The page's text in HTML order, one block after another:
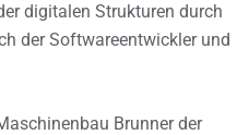
digitalen Strukturen durch
der Softwareentwickler und
Brunner der